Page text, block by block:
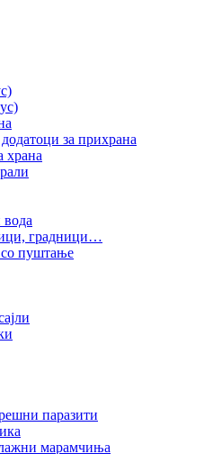
за прихрана
храна
вода
градници…
пуштање
паразити
марамчиња